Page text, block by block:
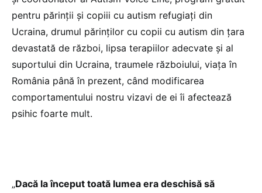
pentru părinții și copiii cu autism refugiați din
Ucraina, drumul părinților cu copii cu autism din țara
devastată de război, lipsa terapiilor adecvate și al
suportului din Ucraina, traumele războiului, viața în
România până în prezent, când modificarea
comportamentului nostru vizavi de ei îi afectează
psihic foarte mult.
„Dacă la început toată lumea era deschisă să